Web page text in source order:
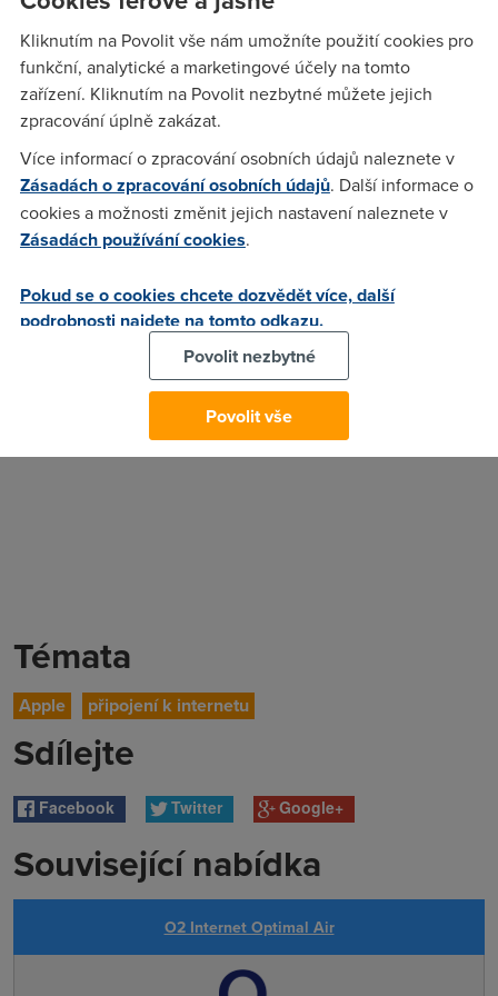
službu jen u nás.
Banky byly ve fázích testováních a na českých obchodech
se začínajíobjevovat loga jablkem
hodinkama, teď se konečně dočkají iuživatelé iPhonů.
Vítejte v budoucnosti placení.
11. 2. 2019
Témata
Apple připojení k internetu
Sdílejte
Facebook Twitter Google+
Související nabídka
O2 Internet Optimal Air
Kliknutím na Povolit vše nám umožníte použití cookies pro
funkční, analytické a marketingové účely na tomto
zařízení. Kliknutím na Povolit nezbytné můžete jejich
zpracování úplně zakázat.
Více informací o zpracování osobních údajů naleznete v
Zásadách o zpracování osobních údajů. Další informace o
cookies a možnosti změnit jejich nastavení naleznete v
Zásadách používání cookies.
Pokud se o cookies chcete dozvědět více, další
podrobnosti najdete na tomto odkazu.
Povolit nezbytné
Povolit vše